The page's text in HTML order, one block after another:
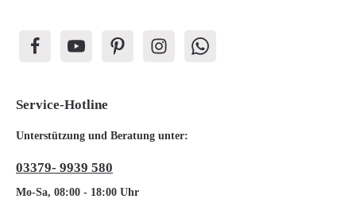
Service-Hotline
Unterstützung und Beratung unter:
03379- 9939 580
Mo-Sa, 08:00 - 18:00 Uhr